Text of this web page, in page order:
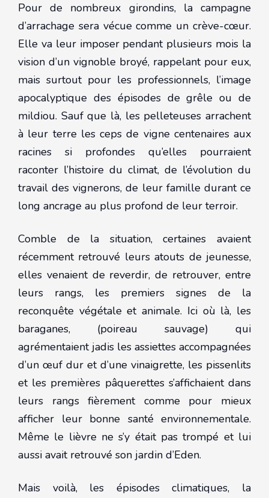
Pour de nombreux girondins, la campagne
d’arrachage sera vécue comme un crève-cœur.
Elle va leur imposer pendant plusieurs mois la
vision d’un vignoble broyé, rappelant pour eux,
mais surtout pour les professionnels, l’image
apocalyptique des épisodes de grêle ou de
mildiou. Sauf que là, les pelleteuses arrachent
à leur terre les ceps de vigne centenaires aux
racines si profondes qu’elles pourraient
raconter l’histoire du climat, de l’évolution du
travail des vignerons, de leur famille durant ce
long ancrage au plus profond de leur terroir.
Comble de la situation, certaines avaient
récemment retrouvé leurs atouts de jeunesse,
elles venaient de reverdir, de retrouver, entre
leurs rangs, les premiers signes de la
reconquête végétale et animale. Ici où là, les
baraganes, (poireau sauvage) qui
agrémentaient jadis les assiettes accompagnées
d’un œuf dur et d’une vinaigrette, les pissenlits
et les premières pâquerettes s’affichaient dans
leurs rangs fièrement comme pour mieux
afficher leur bonne santé environnementale.
Même le lièvre ne s’y était pas trompé et lui
aussi avait retrouvé son jardin d’Eden.
Mais voilà, les épisodes climatiques, la